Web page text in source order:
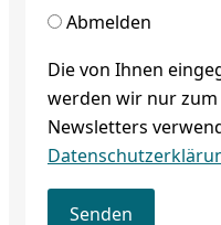
Abmelden
Die von Ihnen
werden wir nur zum
Newsletters